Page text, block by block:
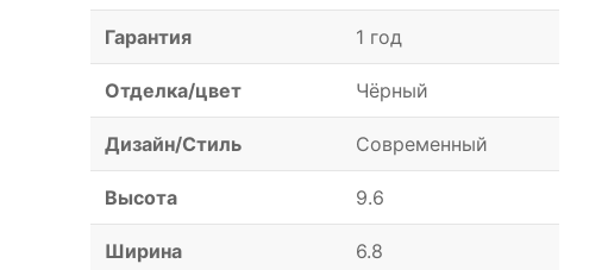
Гарантия 1 год
Отделка/цвет Чёрный
Дизайн/Стиль Современный
Высота 9.6
Ширина 6.8